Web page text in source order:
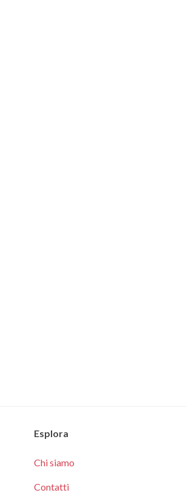
Esplora
Chi siamo
Contatti